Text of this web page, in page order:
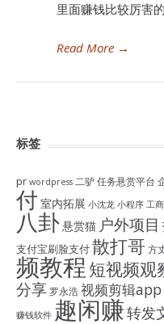
里面赚钱比较厉害
Read More →
标签
pr wordpress 二驴任务悬赏平台
付 室内拓展 小沈龙 小程序 工
八卦悬赏猫 户外项目
支付宝刷脸支付散打哥 方
频教程 短视频观
分享 罗永浩视频剪辑app
赚钱软件 趣闲赚转发